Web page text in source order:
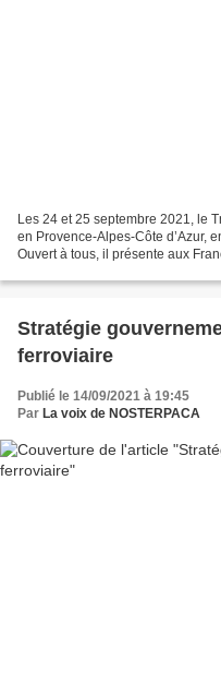
Les 24 et 25 septembre 2021, le
en Provence-Alpes-Côte d’Azur,
Ouvert à tous, il présente aux
Stratégie
ferroviaire
Publié le 14/09/2021 à 19:45
Par La voix de NOSTERPACA